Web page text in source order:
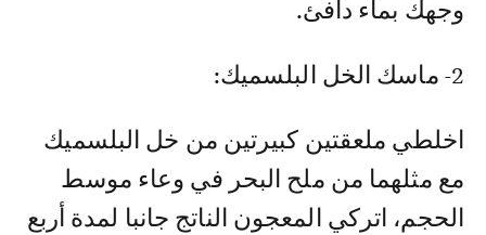
وجهك بماء دافئ.
2- ماسك الخل البلسميك:
اخلطي ملعقتين كبيرتين من خل البلسميك
مع مثلهما من ملح البحر في وعاء موسط
الحجم، اتركي المعجون الناتج جانبا لمدة أربع